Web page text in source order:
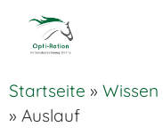
Startseite » Wissen
» Auslauf